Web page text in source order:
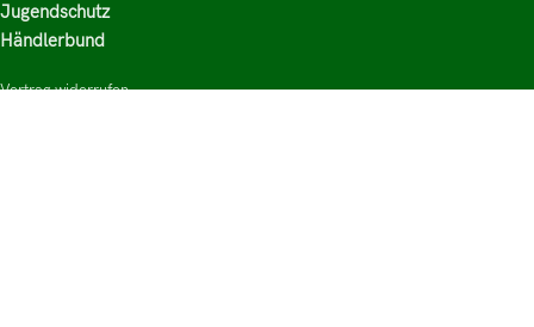
Jugendschutz
Händlerbund
Vertrag widerrufen